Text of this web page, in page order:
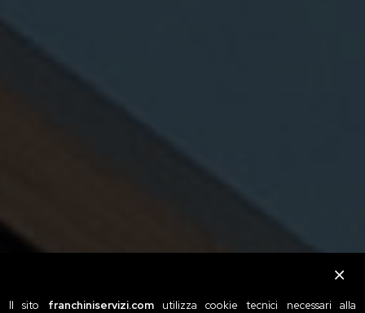
Il sito franchiniservizi.comutilizza cookie tecnici necessari alla